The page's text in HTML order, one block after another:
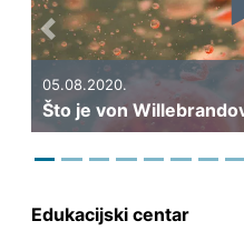
05.08.2020.
Što je von
Previous
Edukacijski centar